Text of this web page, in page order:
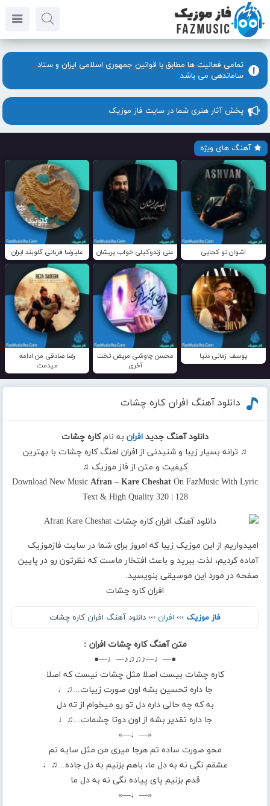
تمامی فعالیت ها مطابق با قوانین جمهوری اسلامی ایران و ستاد
ساماندهی می باشد
پخش آثار هنری شما در سایت فاز موزیک
آهنگ های ویژه
اشوان تو کجایی علی زندوکیلی خواب پریشان علیرضا قربانی گلوبند ایران
یوسف زمانی دنیا
محسن چاوشی مریض تخت
آخری
رضا صادقی من ادامه
میدمت
دانلود آهنگ افران کاره چشات
دانلود آهنگ جدید افران به نامکاره چشات
♫ ترانه بسیار زیبا و شنیدنی از افران اهنگ کاره چشات با بهترین
کیفیت و متن از فاز موزیک ♫
Download New Music Afran – Kare Cheshat On FazMusic With Lyric
Text & High Quality 320 | 128
امیدواریم از این موزیک زیبا که امروز برای شما در سایت فازموزیک
آماده کردیم، لذت ببرید و باعث افتخار ماست که نظرتون رو در پایین
صفحه در مورد این موسیقی بنویسید.
افران کاره چشات
فاز موزیک ››› افران ››› دانلود آهنگ افران کاره چشات
متن آهنگ کاره چشات افران :
●—♩—♪♫♫♪—♩—●
کاره چشات بیست اصلا مثل چشات نیست که اصلا
جا داره تحسین بشه اون صورت زیبات...♫♩
به که چه حالی داره دل تو رو میخوام از ته دل
جا داره تقدیر بشه از اون دوتا چشمات...♫♩
«—♩—»
محو صورت ساده تم هرجا میری من مثل سایه تم
عشقم نگی نه به دل ما، باهم بزنیم به دل جاده...♫♩
قدم بزنیم پای پیاده نگی نه به دل ما
«—♩—»